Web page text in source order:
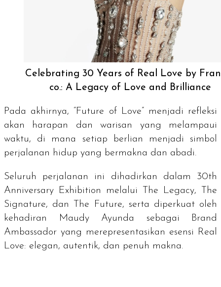
Celebrating 30 Years of Real Love by
co.: A Legacy of Love and Brilliance
Pada akhirnya, “Future of Love” menjadi refleksi
akan harapan dan warisan yang melampaui
waktu, di mana setiap berlian menjadi simbol
perjalanan hidup yang bermakna dan abadi.
Seluruh perjalanan ini dihadirkan dalam 30th
Anniversary Exhibition melalui
The Legacy,
The
Signature, dan The Future, serta diperkuat oleh
kehadiran Maudy Ayunda sebagai Brand
Ambassador yang merepresentasikan esensi Real
Love: elegan, autentik, dan penuh makna.